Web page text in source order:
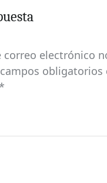
correo electrónico
obligatorios
*